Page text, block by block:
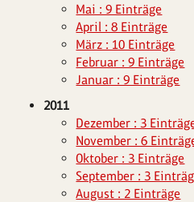
Mai : 9 Einträge
April : 8 Einträge
März : 10 Einträge
Februar : 9 Einträge
Januar : 9 Einträge
2011
Dezember : 3
November : 6
Oktober : 3 Einträge
September : 3
August : 2 Einträge